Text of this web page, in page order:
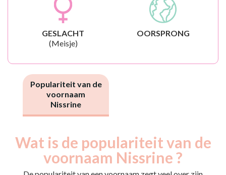
GESLACHT
(Meisje)
OORSPRONG
Populariteit van de
voornaam
Nissrine
Wat is de populariteit van de
voornaam Nissrine ?
Année
Nouveaux-
nés
2010
7